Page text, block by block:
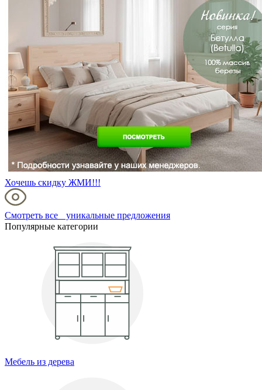
Хочешь скидку ЖМИ!!!
Смотреть все уникальные предложения
Популярные категории
Мебель из дерева